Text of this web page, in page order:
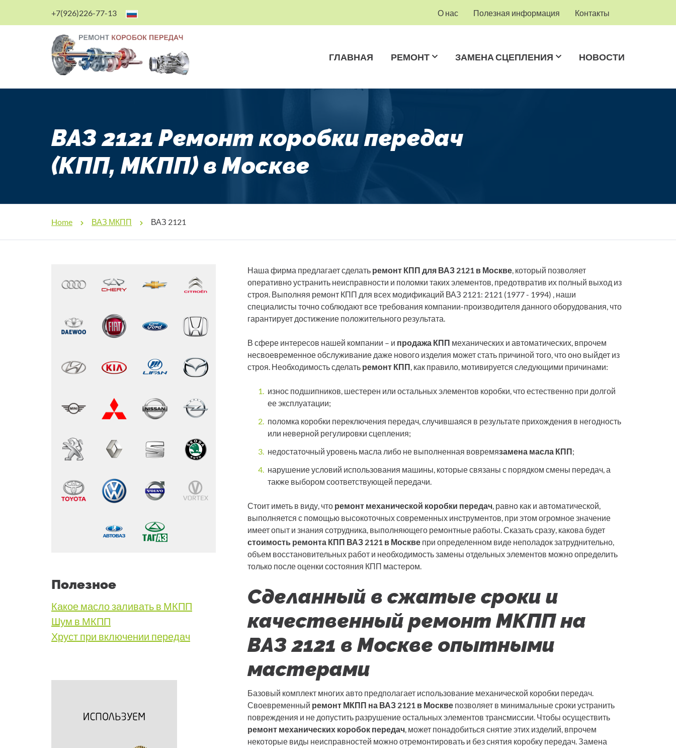
ГЛАВНАЯ РЕМОНТ ЗАМЕНА СЦЕПЛЕНИЯ НОВОСТИ
+7(926)226-77-13 О нас Полезная информация Контакты
ВАЗ 2121 Ремонт коробки передач
(КПП, МКПП) в Москве
Home ВАЗ МКПП ВАЗ 2121
Полезное
Какое масло заливать в МКПП
Шум в МКПП
Хруст при включении передач
Наша фирма предлагает сделать ремонт КПП для ВАЗ 2121 в Москве, который позволяет
оперативно устранить неисправности и поломки таких элементов, предотвратив их полный выход из
строя. Выполняя ремонт КПП для всех модификаций ВАЗ 2121: 2121 (1977 - 1994) , наши
специалисты точно соблюдают все требования компании-производителя данного оборудования, что
гарантирует достижение положительного результата.
В сфере интересов нашей компании – и продажа КПП механических и автоматических, впрочем
несвоевременное обслуживание даже нового изделия может стать причиной того, что оно выйдет из
строя. Необходимость сделать ремонт КПП, как правило, мотивируется следующими причинами:
износ подшипников, шестерен или остальных элементов коробки, что естественно при долгой
ее эксплуатации;
поломка коробки переключения передач, случившаяся в результате прихождения в негодность
или неверной регулировки сцепления;
недостаточный уровень масла либо не выполненная вовремязамена масла КПП;
нарушение условий использования машины, которые связаны с порядком смены передач, а
также выбором соответствующей передачи.
Стоит иметь в виду, что ремонт механической коробки передач, равно как и автоматической,
выполняется с помощью высокоточных современных инструментов, при этом огромное значение
имеет опыт и знания сотрудника, выполняющего ремонтные работы. Сказать сразу, какова будет
стоимость ремонта КПП ВАЗ 2121 в Москве при определенном виде неполадок затруднительно,
объем восстановительных работ и необходимость замены отдельных элементов можно определить
только после оценки состояния КПП мастером.
Сделанный в сжатые сроки и
качественный ремонт МКПП на
ВАЗ 2121 в Москве опытными
мастерами
Базовый комплект многих авто предполагает использование механической коробки передач.
Своевременный ремонт МКПП на ВАЗ 2121 в Москве позволяет в минимальные сроки устранить
повреждения и не допустить разрушение остальных элементов трансмиссии. Чтобы осуществить
ремонт механических коробок передач, может понадобиться снятие этих изделий, впрочем
некоторые виды неисправностей можно отремонтировать и без снятия коробку передач. Замена